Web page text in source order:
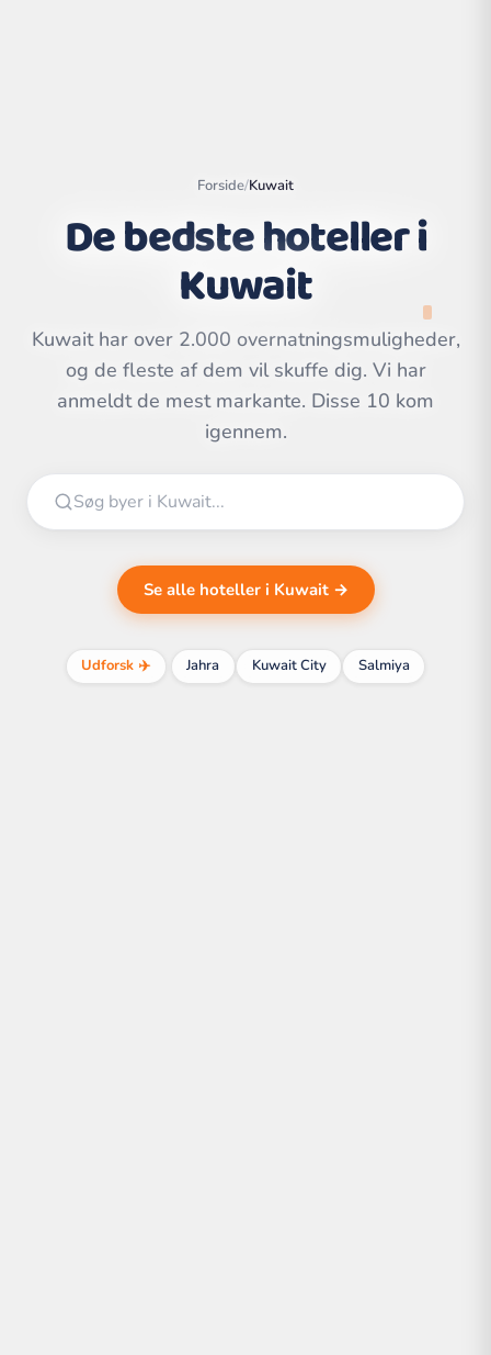
OpenStreetMap
contributors | ©
Forside/Kuwait
De bedste hoteller i
Kuwait
Kuwait har over 2.000 overnatningsmuligheder,
og de fleste af dem vil skuffe dig. Vi har
anmeldt de mest markante. Disse 10 kom
igennem.
Se alle hoteller i Kuwait →
Udforsk ✈️ Jahra Kuwait City Salmiya